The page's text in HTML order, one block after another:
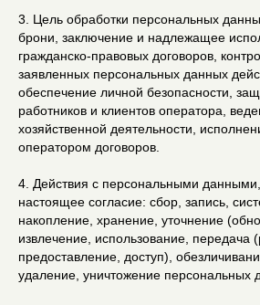
3. Цель обработки персональных
брони, заключение и надлежащее
гражданско-правовых договоров,
заявленных персональных данных
обеспечение личной безопасности,
работников и клиентов оператора,
хозяйственной деятельности,
оператором договоров.
4. Действия с персональными
настоящее согласие: сбор, запись,
накопление, хранение, уточнение
извлечение, использование, передача
предоставление, доступ),
удаление, уничтожение персональных